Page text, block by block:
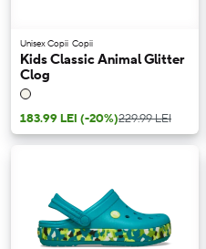
Unisex Copii Copii
Kids Classic Animal Glitter
Clog
183.99 LEI (-20%)229.99 LEI